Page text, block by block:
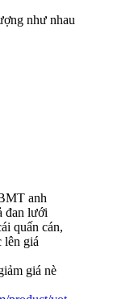
như nhau
anh
đan lưới
quấn cán,
lên giá
giá nè